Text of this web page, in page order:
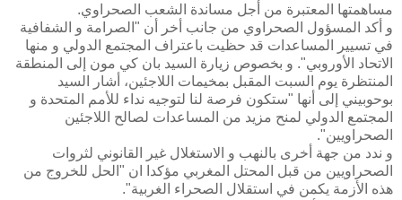
مساهمتها المعتبرة من أجل مساندة الشعب الصحراوي.
و أكد المسؤول الصحراوي من جانب أخر أن "الصرامة و الشفافية
في تسيير المساعدات قد حظيت باعتراف المجتمع الدولي و منها
الاتحاد الأوروبي". و بخصوص زيارة السيد بان كي مون إلى المنطقة
المنتظرة يوم السبت المقبل بمخيمات اللاجئين، أشار السيد
بوحوبيني إلى أنها "ستكون فرصة لنا لتوجيه نداء للأمم المتحدة و
المجتمع الدولي لمنح مزيد من المساعدات لصالح اللاجئين
الصحراويين".
و ندد من جهة أخرى بالنهب و الاستغلال غير القانوني لثروات
الصحراويين من قبل المحتل المغربي مؤكدا ان "الحل للخروج من
هذه الأزمة يكمن في استقلال الصحراء الغربية".